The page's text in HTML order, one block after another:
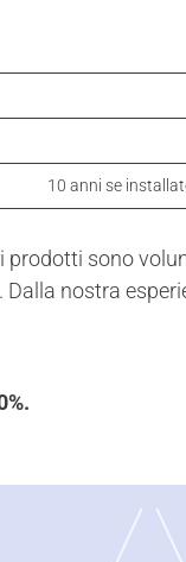
10 anni se
sono
nostra